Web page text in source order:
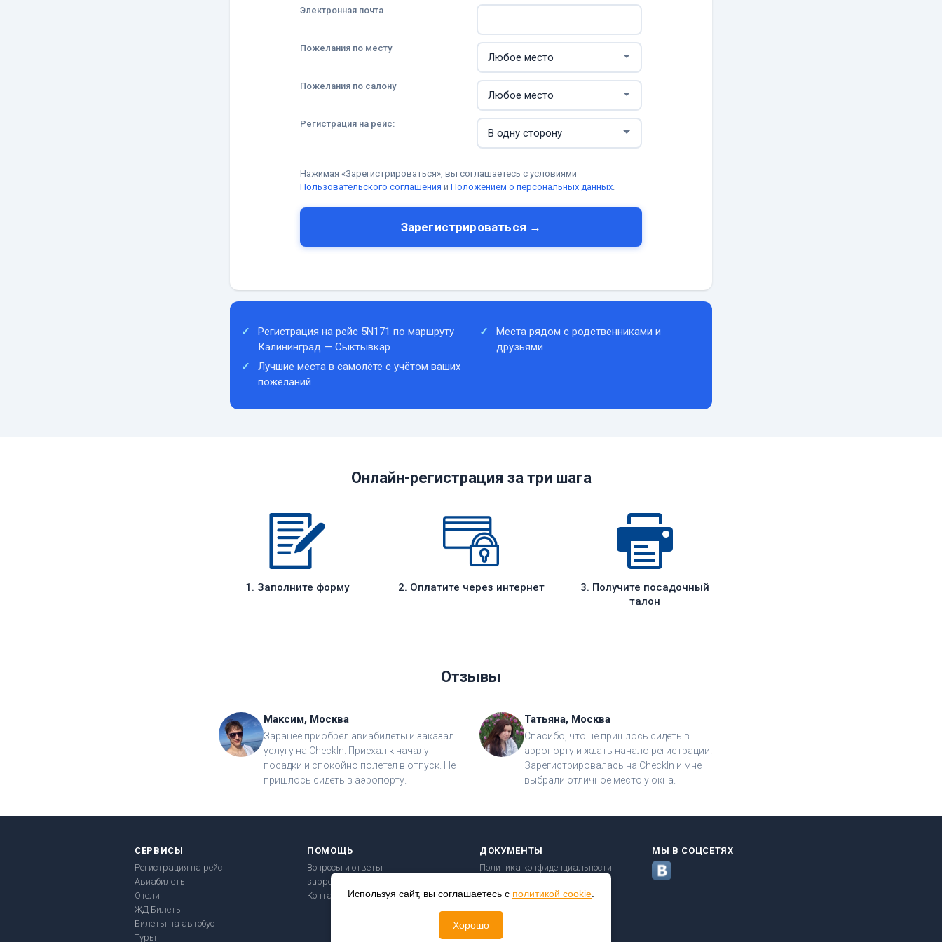
Электронная почта
Пожелания по месту
Пожелания по салону
Регистрация на рейс:
Нажимая «Зарегистрироваться», вы соглашаетесь с условиями
Пользовательского соглашения и Положением о персональных данных.
Зарегистрироваться →
Регистрация на рейс 5N171 по маршруту
Калининград — Сыктывкар
Места рядом с родственниками и
друзьями
Лучшие места в самолёте с учётом ваших
пожеланий
Онлайн-регистрация за три шага
1. Заполните форму 2. Оплатите через интернет
3. Получите посадочный
талон
Отзывы
Максим, Москва
Заранее приобрёл авиабилеты и заказал
услугу на CheckIn. Приехал к началу
посадки и спокойно полетел в отпуск. Не
пришлось сидеть в аэропорту.
Татьяна, Москва
Спасибо, что не пришлось сидеть в
аэропорту и ждать начало регистрации.
Зарегистрировалась на CheckIn и мне
выбрали отличное место у окна.
СЕРВИСЫ
Регистрация на рейс
Авиабилеты
Отели
ЖД Билеты
Билеты на автобус
Туры
ПОМОЩЬ
Вопросы и ответы
support@checkin24.ru
Контакты
ДОКУМЕНТЫ
Политика конфиденциальности
Правила перевозки
Безопасность платежей
МЫ В СОЦСЕТЯХ
Используя сайт, вы соглашаетесь с политикой cookie
Хорошо